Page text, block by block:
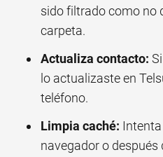
sido filtrado como no
carpeta.
Actualiza contacto:
lo actualizaste en
teléfono.
Limpia caché:
navegador o